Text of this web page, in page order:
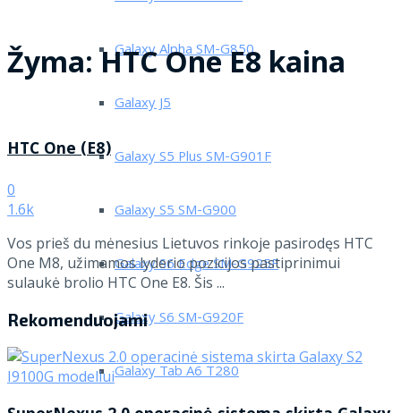
Galaxy Alpha SM-G850
Galaxy J5
Galaxy S5 Plus SM-G901F
Galaxy S5 SM-G900
Galaxy S6 Edge SM-G925F
Galaxy S6 SM-G920F
Galaxy Tab A6 T280
Žyma:HTC One E8 kaina
HTC One (E8)
0
1.6k
Vos prieš du mėnesius Lietuvos rinkoje pasirodęs HTC
One M8, užimamos lyderio pozicijos pastiprinimui
sulaukė brolio HTC One E8. Šis ...
Rekomenduojami